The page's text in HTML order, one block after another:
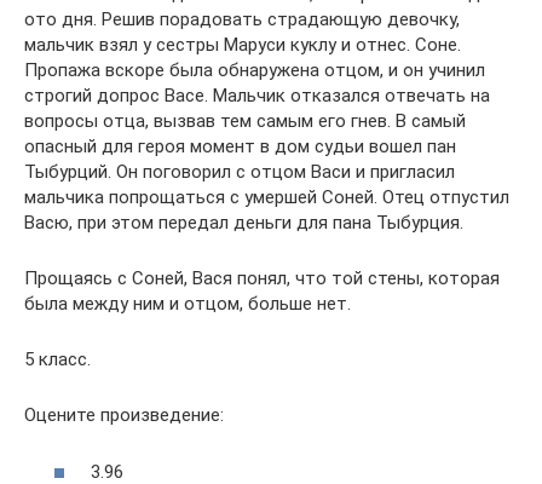
ото дня. Решив порадовать страдающую девочку,
мальчик взял у сестры Маруси куклу и отнес. Соне.
Пропажа вскоре была обнаружена отцом, и он учинил
строгий допрос Васе. Мальчик отказался отвечать на
вопросы отца, вызвав тем самым его гнев. В самый
опасный для героя момент в дом судьи вошел пан
Тыбурций. Он поговорил с отцом Васи и пригласил
мальчика попрощаться с умершей Соней. Отец отпустил
Васю, при этом передал деньги для пана Тыбурция.
Прощаясь с Соней, Вася понял, что той стены, которая
была между ним и отцом, больше нет.
5 класс.
Оцените произведение:
3.96